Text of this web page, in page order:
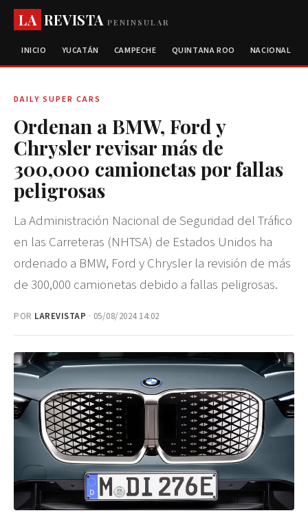
LA REVISTAPENINSULAR
INICIO YUCATÁN CAMPECHE QUINTANA ROO NACIONAL
DAILY SUPER CARS
Ordenan a BMW, Ford y
Chrysler revisar más de
300,000 camionetas por fallas
peligrosas
La Administración Nacional de Seguridad del Tráfico
en las Carreteras (NHTSA) de Estados Unidos ha
ordenado a BMW, Ford y Chrysler la revisión de más
de 300,000 camionetas debido a fallas peligrosas.
POR LAREVISTAP · 05/08/2024 14:02